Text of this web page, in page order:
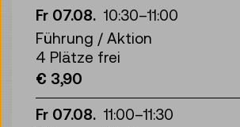
Fr 07.08. 10:30–11:00
Führung / Aktion
4 Plätze frei
€ 3,90
Fr 07.08. 11:00–11:30